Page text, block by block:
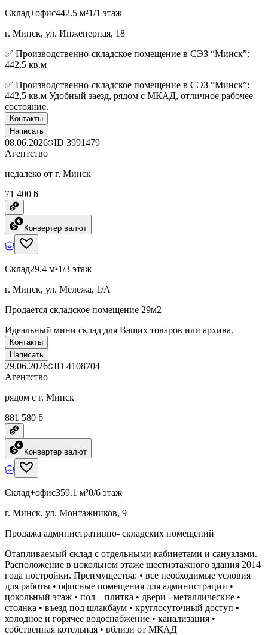
Склад+офис442.5 м²1/1 этаж
г. Минск, ул. Инженерная, 18
✅ Производственно-складское помещение в СЭЗ “Минск”:
442,5 кв.м
✅ Производственно-складское помещение в СЭЗ “Минск”:
442,5 кв.м Удобный заезд, рядом с МКАД, отличное рабочее
состояние.
Контакты
Написать
08.06.2026 ID 3991479
Агентство
недалеко от г. Минск
71 400 ƃ
Конвертер валют
Склад29.4 м²1/3 этаж
г. Минск, ул. Мележа, 1/А
Продается складское помещение 29м2
Идеальный мини склад для Ваших товаров или архива.
Контакты
Написать
29.06.2026 ID 4108704
Агентство
рядом с г. Минск
881 580 ƃ
Конвертер валют
Склад+офис359.1 м²0/6 этаж
г. Минск, ул. Монтажников, 9
Продажа административно- складских помещений
Отапливаемый склад с отдельными кабинетами и санузлами.
Расположение в цокольном этаже шестиэтажного здания 2014
года постройки. Преимущества: • все необходимые условия
для работы • офисные помещения для администрации •
цокольный этаж • пол – плитка • двери - металлические •
стоянка • въезд под шлакбаум • круглосуточный доступ •
холодное и горячее водоснабжение • канализация •
собственная котельная • вблизи от МКАД